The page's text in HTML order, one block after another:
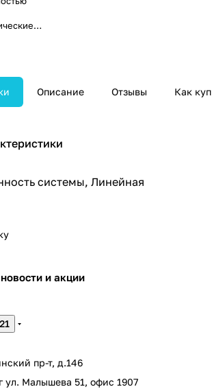
Описание Отзывы Как
системы, Линейная
и акции
пр-т, д.146
ул. Малышева 51, офис 1907